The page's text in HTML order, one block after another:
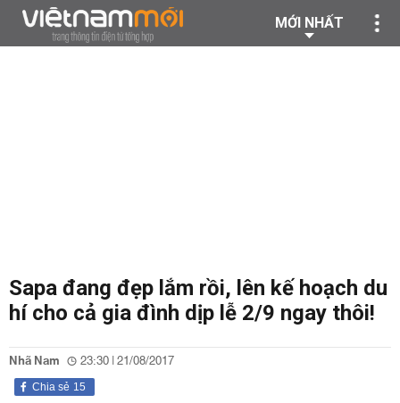
MỚI NHẤT
Sapa đang đẹp lắm rồi, lên kế hoạch du
hí cho cả gia đình dịp lễ 2/9 ngay thôi!
Nhã Nam 23:30 | 21/08/2017
15
Chia sẻ